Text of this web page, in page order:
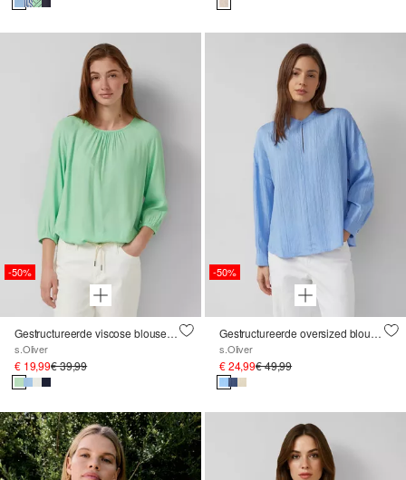
-50%
Gestructureerde viscose blouse met gerimpelde details
s.Oliver
€ 19,99€ 39,99
-50%
Gestructureerde oversized blouse van een viscose-mix
s.Oliver
€ 24,99€ 49,99